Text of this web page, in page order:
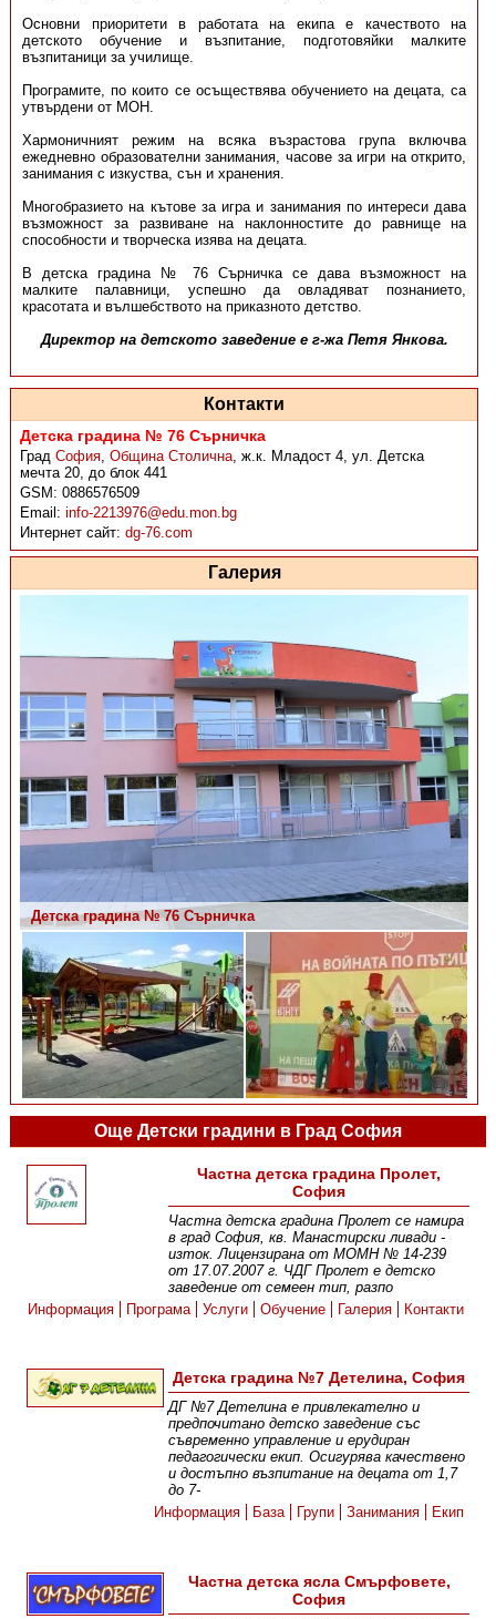
Основни приоритети в работата на екипа е качеството на
детското обучение и възпитание, подготовяйки малките
възпитаници за училище.
Програмите, по които се осъществява обучението на децата, са
утвърдени от МОН.
Хармоничният режим на всяка възрастова група включва
ежедневно образователни занимания, часове за игри на открито,
занимания с изкуства, сън и хранения.
Многобразието на кътове за игра и занимания по интереси дава
възможност за развиване на наклонностите до равнище на
способности и творческа изява на децата.
В детска градина № 76 Сърничка се дава възможност на
малките палавници, успешно да овладяват познанието,
красотата и вълшебството на приказното детство.
Директор на детското заведение е г-жа Петя Янкова.
Контакти
Детска градина № 76 Сърничка
ГрадСофия,Община Столична,ж.к. Младост 4, ул. Детска
мечта 20, до блок 441
GSM:0886576509
Email:info-2213976@edu.mon.bg
Интернет сайт:dg-76.com
Галерия
Детска градина № 76 Сърничка
Детска градина № 76 Сърничка
Още Детски градини в Град София
Частна детска градина Пролет,
София
Частна детска градина Пролет се намира
в град София, кв. Манастирски ливади -
изток. Лицензирана от МОМН № 14-239
от 17.07.2007 г. ЧДГ Пролет е детско
заведение от семеен тип, разпо
Информация
Програма Услуги Обучение Галерия Контакти
Детска градина №7 Детелина, София
ДГ №7 Детелина е привлекателно и
предпочитано детско заведение със
съвременно управление и ерудиран
педагогически екип. Осигурява качествено
и достъпно възпитание на децата от 1,7
до 7-
Информация
База Групи Занимания Екип
Частна детска ясла Смърфовете,
София